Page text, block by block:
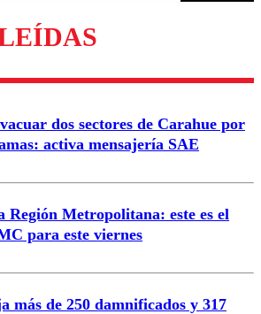
Enviar comentario
dos sectores de Carahue por
activa mensajería SAE
Región Metropolitana: este es el
para este viernes
más de 250 damnificados y 317